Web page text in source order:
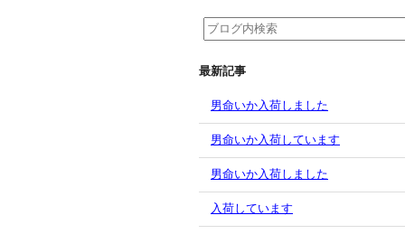
最新記事
男命いか入荷しました
男命いか入荷しています
男命いか入荷しました
入荷しています